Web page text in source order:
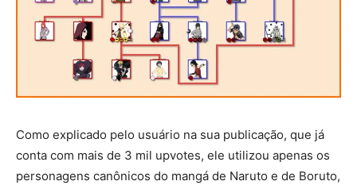
Como explicado pelo usuário na sua publicação, que já
conta com mais de 3 mil upvotes, ele utilizou apenas os
personagens canônicos do mangá de Naruto e de Boruto,